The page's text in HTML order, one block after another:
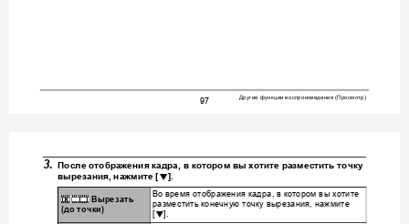
Другие функции воспроизведения (Просмотр)
97
3. После отображения кадра, в котором вы хотите разместить точку
вырезания, нажмите [ 2 ].
Во время отображения кадра, в котором вы хотите
Вырезать разместить конечную точку вырезания, нажмите
(до точки)
2 ].
}